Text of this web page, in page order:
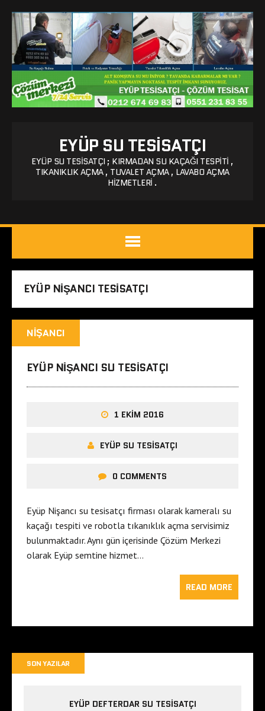
EYÜP SU TESISATÇI
EYÜP SU TESISATÇI ; KIRMADAN SU KAÇAĞI TESPITI ,
TIKANIKLIK AÇMA , TUVALET AÇMA , LAVABO AÇMA
HIZMETLERI .
EYÜP NIŞANCI TESISATÇI
NIŞANCI
EYÜP NIŞANCI SU TESISATÇI
1 EKIM 2016
EYÜP SU TESISATÇI
0 COMMENTS
Eyüp Nişancı su tesisatçı firması olarak kameralı su
kaçağı tespiti ve robotla tıkanıklık açma servisimiz
bulunmaktadır. Aynı gün içerisinde Çözüm Merkezi
olarak Eyüp semtine hizmet…
READ MORE
SON YAZILAR
EYÜP DEFTERDAR SU TESISATÇI